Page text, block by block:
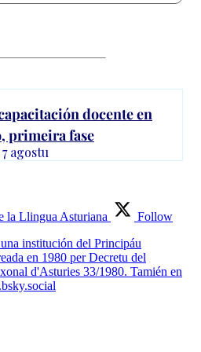
docente en
primeira fase
agostu
la Llingua Asturiana
Follow
institución del Principáu
en 1980 per Decretu del
d'Asturies 33/1980. Tamién en